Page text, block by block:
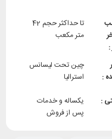
:
تا حداکثر حجم 42
متر مکعب
:
چین تحت لیسانس
استرالیا
:
یکساله و خدمات
پس از فروش